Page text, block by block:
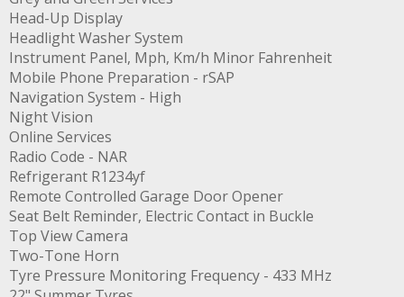
Head-Up Display
Headlight Washer System
Instrument Panel, Mph, Km/h Minor Fahrenheit
Mobile Phone Preparation - rSAP
Navigation System - High
Night Vision
Online Services
Radio Code - NAR
Refrigerant R1234yf
Remote Controlled Garage Door Opener
Seat Belt Reminder, Electric Contact in Buckle
Top View Camera
Two-Tone Horn
Tyre Pressure Monitoring Frequency - 433 MHz